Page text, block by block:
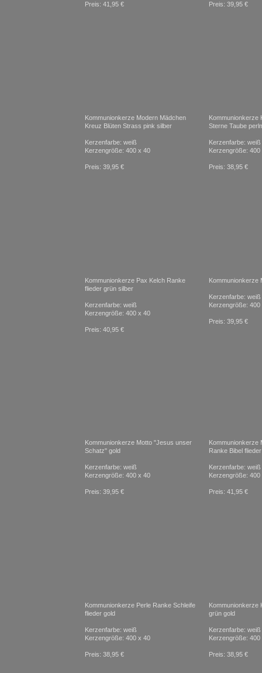
Preis: 41,95 € Preis: 39,95 €
Kommunionkerze Modern Mädchen
Kreuz Blüten Strass pink silber
Kerzenfarbe: weiß
Kerzengröße: 400 x 40
Preis: 39,95 €
Kommunionkerze
Sterne Taube
Kerzenfarbe: weiß
Kerzengröße: 400
Preis: 38,95 €
Kommunionkerze Pax Kelch Ranke
flieder grün silber
Kerzenfarbe: weiß
Kerzengröße: 400 x 40
Preis: 40,95 €
Kommunionkerze
Kerzenfarbe: weiß
Kerzengröße: 400
Preis: 39,95 €
Kommunionkerze Motto "Jesus unser
Schatz" gold
Kerzenfarbe: weiß
Kerzengröße: 400 x 40
Preis: 39,95 €
Kommunionkerze
Ranke Bibel
Kerzenfarbe: weiß
Kerzengröße: 400
Preis: 41,95 €
Kommunionkerze Perle Ranke Schleife
flieder gold
Kerzenfarbe: weiß
Kerzengröße: 400 x 40
Preis: 38,95 €
Kommunionkerze
grün gold
Kerzenfarbe: weiß
Kerzengröße: 400
Preis: 38,95 €